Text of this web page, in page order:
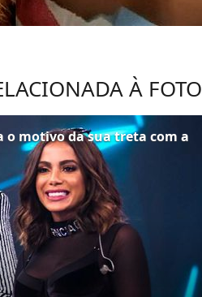
À FOTO
o motivo da sua treta com a